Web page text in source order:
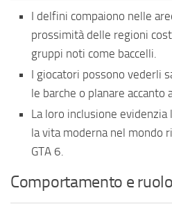
I delfini compaiono nelle
prossimità delle regioni
gruppi noti come baccelli.
I giocatori possono vederli
le barche o planare accanto
La loro inclusione
la vita moderna nel mondo
GTA 6.
Comportamento e ruolo